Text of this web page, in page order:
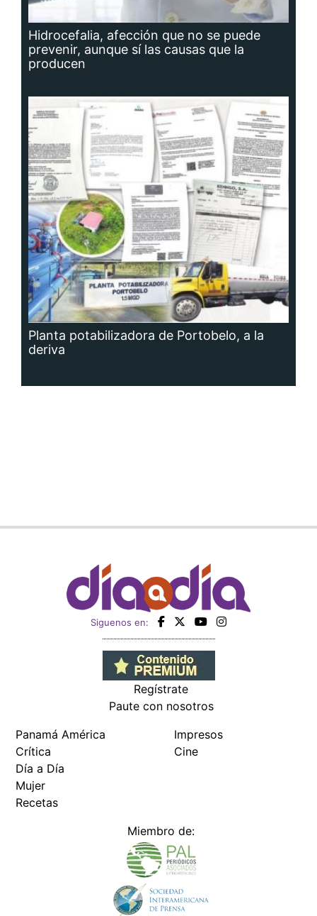
Hidrocefalia, afección que no se puede
prevenir, aunque sí las causas que la
producen
Planta potabilizadora de Portobelo, a la
deriva
Siguenos en:
Regístrate
Paute con nosotros
Panamá América
Crítica
Día a Día
Mujer
Recetas
Impresos
Cine
Miembro de: